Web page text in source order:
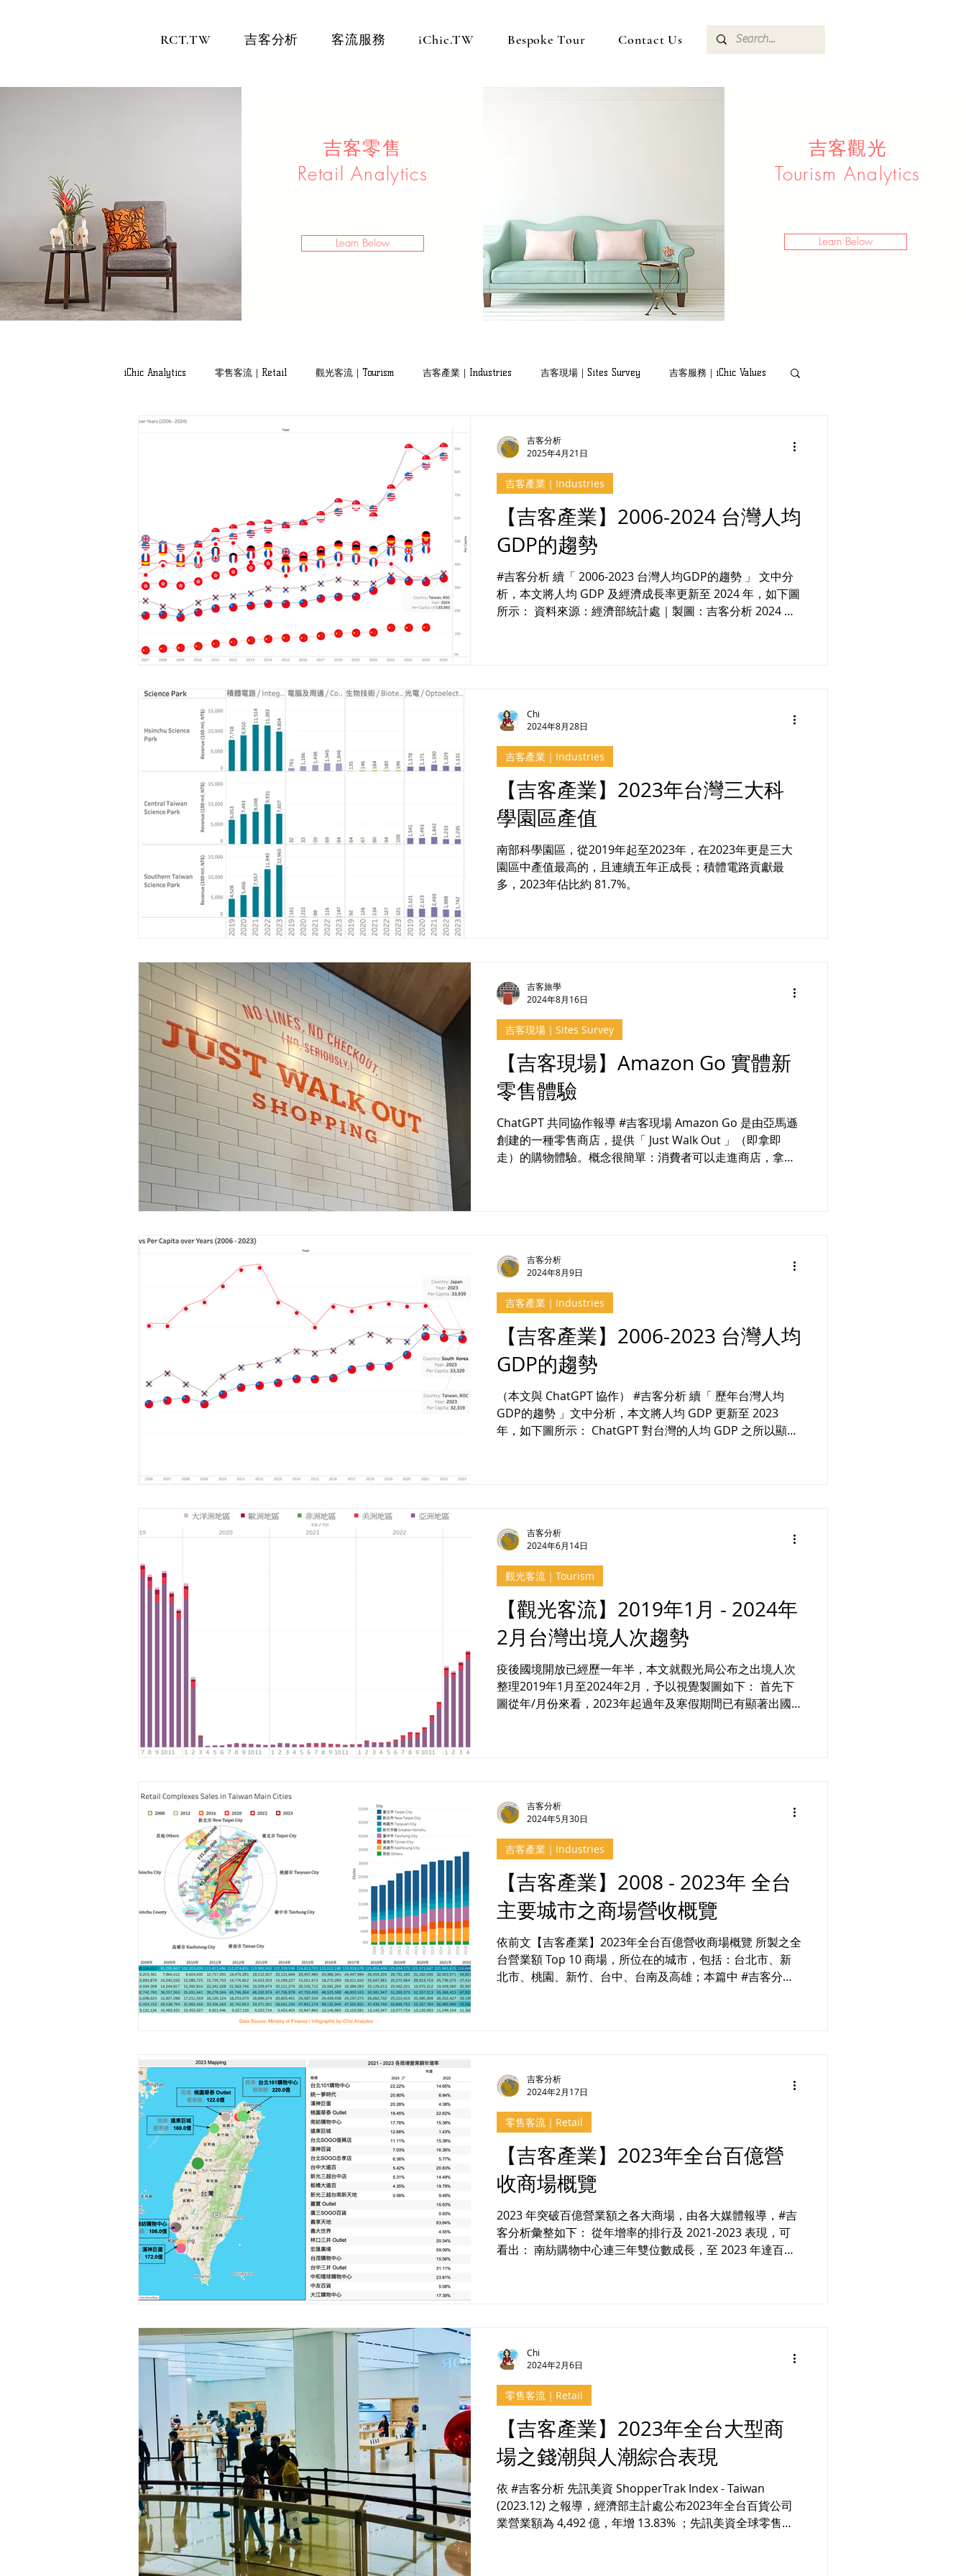
RCT.TW 吉客分析 客流服務 iChic.TW Bespoke Tour Contact Us
吉客零售
Retail Analytics
Learn Below
​吉客觀光
Tourism Analytics
Learn Below
iChic Analytics 零售客流｜Retail 觀光客流｜Tourism 吉客產業｜Industries 吉客現場｜Sites Survey 吉客服務｜iChic Values
【吉客產業】2006-2024 台灣人均
GDP的趨勢
#吉客分析 續「 2006-2023 台灣人均GDP的趨勢 」 文中分
析，本文將人均 GDP 及經濟成長率更新至 2024 年，如下圖
所示： 資料來源：經濟部統計處｜製圖：吉客分析 2024 年
吉客產業｜Industries
吉客分析
2025年4月21日
【吉客產業】2023年台灣三大科
學園區產值
南部科學園區，從2019年起至2023年，在2023年更是三大
園區中產值最高的，且連續五年正成長；積體電路貢獻最
多，2023年佔比約 81.7%。
吉客產業｜Industries
Chi
2024年8月28日
【吉客現場】Amazon Go 實體新
零售體驗
ChatGPT 共同協作報導 #吉客現場 Amazon Go 是由亞馬遜
創建的一種零售商店，提供「 Just Walk Out 」（即拿即
走）的購物體驗。概念很簡單：消費者可以走進商店，拿走
吉客現場｜Sites Survey
吉客旅學
2024年8月16日
【吉客產業】2006-2023 台灣人均
GDP的趨勢
（本文與 ChatGPT 協作） #吉客分析 續「 歷年台灣人均
GDP的趨勢 」文中分析，本文將人均 GDP 更新至 2023
年，如下圖所示： ChatGPT 對台灣的人均 GDP 之所以顯著
吉客產業｜Industries
吉客分析
2024年8月9日
【觀光客流】2019年1月 - 2024年
2月台灣出境人次趨勢
疫後國境開放已經歷一年半，本文就觀光局公布之出境人次
整理2019年1月至2024年2月，予以視覺製圖如下： 首先下
圖從年/月份來看，2023年起過年及寒假期間已有顯著出國
觀光客流｜Tourism
吉客分析
2024年6月14日
【吉客產業】2008 - 2023年 全台
主要城市之商場營收概覽
依前文【吉客產業】2023年全台百億營收商場概覽 所製之全
台營業額 Top 10 商場，所位在的城市，包括：台北市、新
北市、桃園、新竹、台中、台南及高雄；本篇中 #吉客分析
吉客產業｜Industries
吉客分析
2024年5月30日
【吉客產業】2023年全台百億營
收商場概覽
2023 年突破百億營業額之各大商場，由各大媒體報導，#吉
客分析彙整如下： 從年增率的排行及 2021-2023 表現，可
看出： 南紡購物中心連三年雙位數成長，至 2023 年達百億
零售客流｜Retail
吉客分析
2024年2月17日
【吉客產業】2023年全台大型商
場之錢潮與人潮綜合表現
依 #吉客分析 先訊美資 ShopperTrak Index - Taiwan
(2023.12) 之報導，經濟部主計處公布2023年全台百貨公司
業營業額為 4,492 億，年增 13.83% ；先訊美資全球零售大
零售客流｜Retail
Chi
2024年2月6日